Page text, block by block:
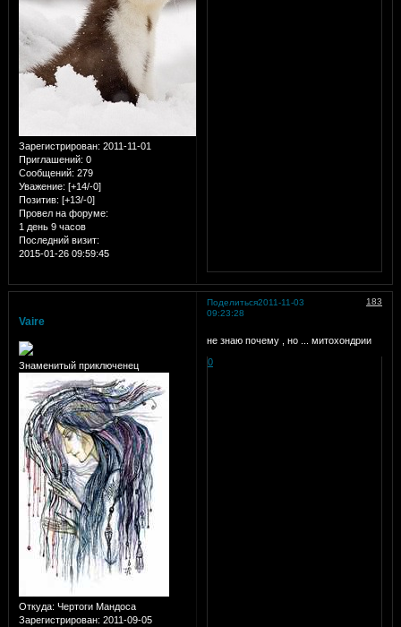
Зарегистрирован: 2011-11-01
Приглашений: 0
Сообщений: 279
Уважение: [+14/-0]
Позитив: [+13/-0]
Провел на форуме:
1 день 9 часов
Последний визит:
2015-01-26 09:59:45
Поделиться 183
2011-11-03
09:23:28
Vaire
Знаменитый приключенец
Откуда: Чертоги Мандоса
Зарегистрирован: 2011-09-05
не знаю почему , но ... митохондрии
0